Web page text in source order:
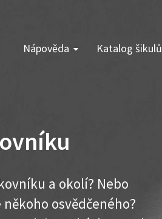
Nápověda Katalog šikulů
a okolí? Nebo
osvědčeného?